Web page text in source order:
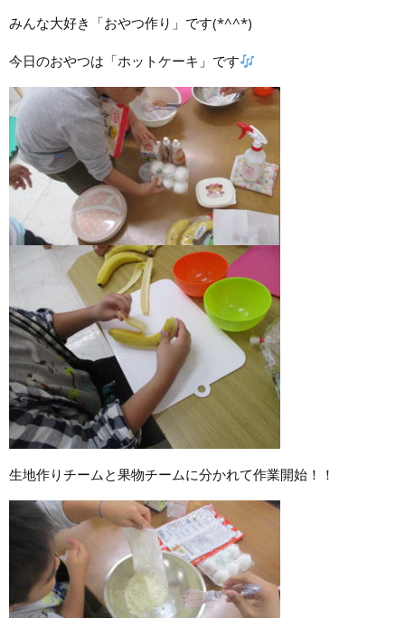
みんな大好き「おやつ作り」です(*^^*)
今日のおやつは「ホットケーキ」です
生地作りチームと果物チームに分かれて作業開始！！